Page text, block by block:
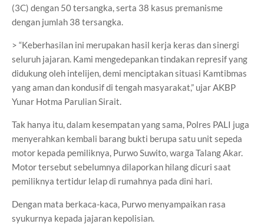
(3C) dengan 50 tersangka, serta 38 kasus premanisme
dengan jumlah 38 tersangka.
> “Keberhasilan ini merupakan hasil kerja keras dan sinergi
seluruh jajaran. Kami mengedepankan tindakan represif yang
didukung oleh intelijen, demi menciptakan situasi Kamtibmas
yang aman dan kondusif di tengah masyarakat,” ujar AKBP
Yunar Hotma Parulian Sirait.
Tak hanya itu, dalam kesempatan yang sama, Polres PALI juga
menyerahkan kembali barang bukti berupa satu unit sepeda
motor kepada pemiliknya, Purwo Suwito, warga Talang Akar.
Motor tersebut sebelumnya dilaporkan hilang dicuri saat
pemiliknya tertidur lelap di rumahnya pada dini hari.
Dengan mata berkaca-kaca, Purwo menyampaikan rasa
syukurnya kepada jajaran kepolisian.